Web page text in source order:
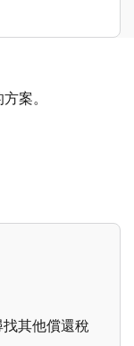
案。
其他償還稅